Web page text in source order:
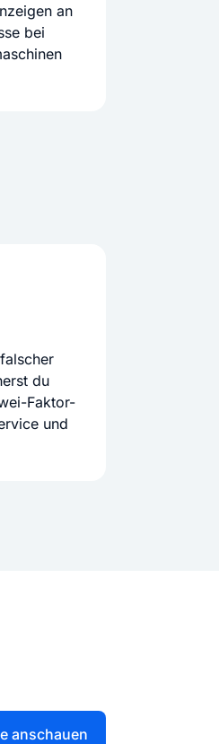
an
bei
du
Faktor-
und
anschauen